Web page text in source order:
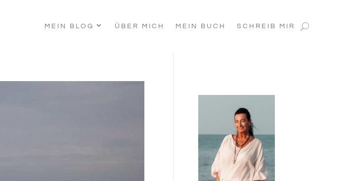
MEIN BLOG ÜBER MICH MEIN BUCH SCHREIB MIR